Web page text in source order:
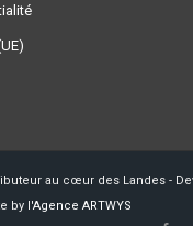
au cœur des Landes -
by l'Agence ARTWYS